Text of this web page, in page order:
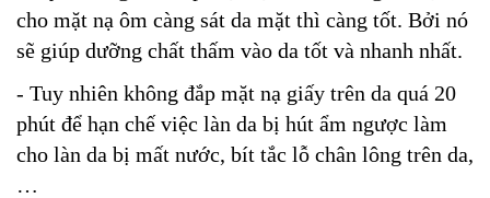
cho mặt nạ ôm càng sát da mặt thì càng tốt. Bởi nó
sẽ giúp dưỡng chất thấm vào da tốt và nhanh nhất.
- Tuy nhiên không đắp mặt nạ giấy trên da quá 20
phút để hạn chế việc làn da bị hút ẩm ngược làm
cho làn da bị mất nước, bít tắc lỗ chân lông trên da,
…